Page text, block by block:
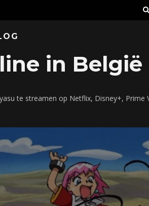
in België
te streamen op Netflix, Disney+, Prime